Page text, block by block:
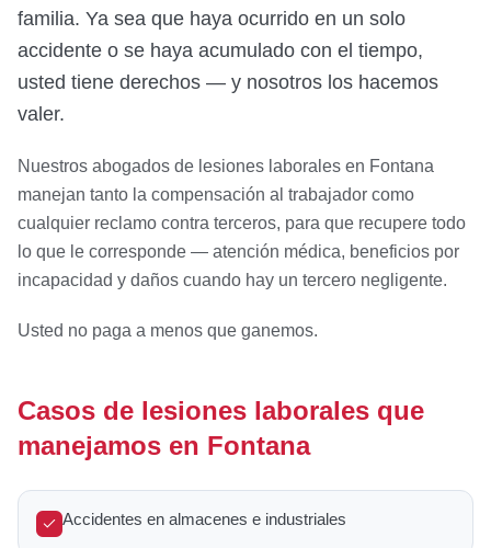
familia. Ya sea que haya ocurrido en un solo
accidente o se haya acumulado con el tiempo,
usted tiene derechos — y nosotros los hacemos
valer.
Nuestros abogados de lesiones laborales en Fontana
manejan tanto la compensación al trabajador como
cualquier reclamo contra terceros, para que recupere todo
lo que le corresponde — atención médica, beneficios por
incapacidad y daños cuando hay un tercero negligente.
Usted no paga a menos que ganemos.
Casos de lesiones laborales que
manejamos en Fontana
Accidentes en almacenes e industriales